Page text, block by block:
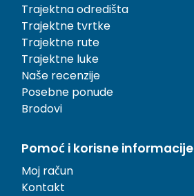
Trajektna odredišta
Trajektne tvrtke
Trajektne rute
Trajektne luke
Naše recenzije
Posebne ponude
Brodovi
Pomoć i korisne informacije
Moj račun
Kontakt